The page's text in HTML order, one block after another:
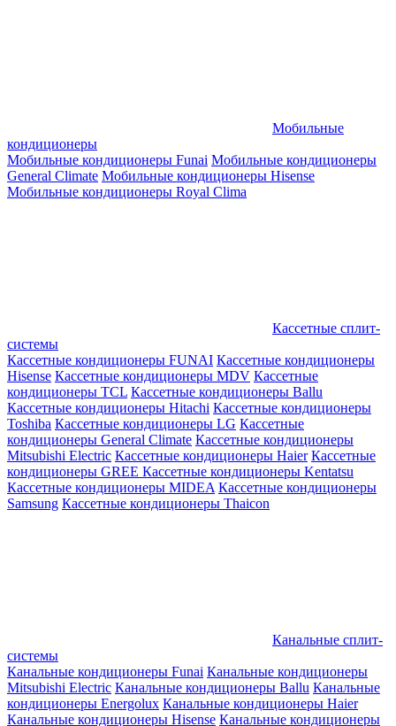
Мобильные
кондиционеры
Мобильные кондиционеры Funai Мобильные кондиционеры
General Climate Мобильные кондиционеры Hisense
Мобильные кондиционеры Royal Clima
Кассетные сплит-
системы
Кассетные кондиционеры FUNAI Кассетные кондиционеры
Hisense Кассетные кондиционеры MDV Кассетные
кондиционеры TCL Кассетные кондиционеры Ballu
Кассетные кондиционеры Hitachi Кассетные кондиционеры
Toshiba Кассетные кондиционеры LG Кассетные
кондиционеры General Climate Кассетные кондиционеры
Mitsubishi Electric Кассетные кондиционеры Haier Кассетные
кондиционеры GREE Кассетные кондиционеры Kentatsu
Кассетные кондиционеры MIDEA Кассетные кондиционеры
Samsung Кассетные кондиционеры Thaicon
Канальные сплит-
системы
Канальные кондиционеры Funai Канальные кондиционеры
Mitsubishi Electric Канальные кондиционеры Ballu Канальные
кондиционеры Energolux Канальные кондиционеры Haier
Канальные кондиционеры Hisense Канальные кондиционеры